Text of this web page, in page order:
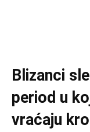
Blizanci
period u
vraćaju